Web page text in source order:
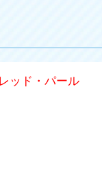
ッド・パール